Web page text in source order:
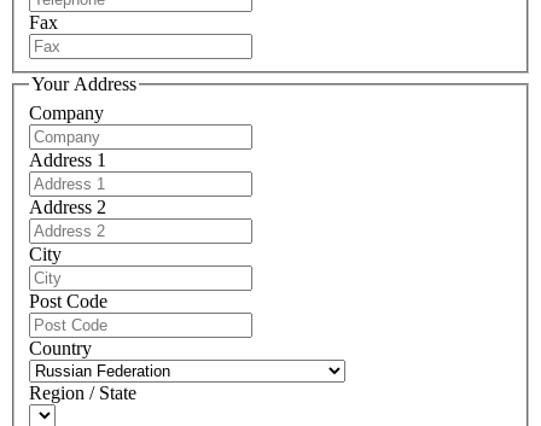
Fax
Your Address
Company
Address 1
Address 2
City
Post Code
Country
Region / State